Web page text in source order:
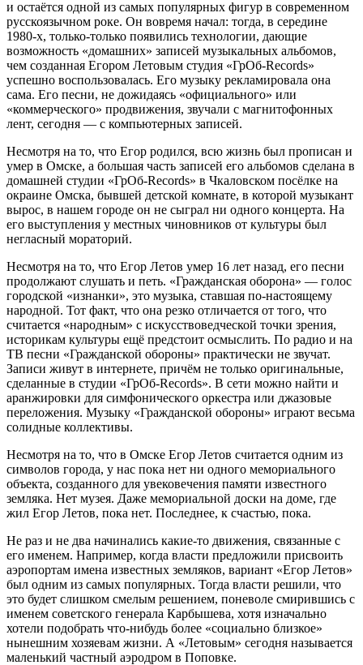
и остаётся одной из самых популярных фигур в современном
русскоязычном роке. Он вовремя начал: тогда, в середине
1980-х, только-только появились технологии, дающие
возможность «домашних» записей музыкальных альбомов,
чем созданная Егором Летовым студия «ГрОб-Records»
успешно воспользовалась. Его музыку рекламировала она
сама. Его песни, не дожидаясь «официального» или
«коммерческого» продвижения, звучали с магнитофонных
лент, сегодня — с компьютерных записей.
Несмотря на то, что Егор родился, всю жизнь был прописан и
умер в Омске, а большая часть записей его альбомов сделана в
домашней студии «ГрОб-Records» в Чкаловском посёлке на
окраине Омска, бывшей детской комнате, в которой музыкант
вырос, в нашем городе он не сыграл ни одного концерта. На
его выступления у местных чиновников от культуры был
негласный мораторий.
Несмотря на то, что Егор Летов умер 16 лет назад, его песни
продолжают слушать и петь. «Гражданская оборона» — голос
городской «изнанки», это музыка, ставшая по-настоящему
народной. Тот факт, что она резко отличается от того, что
считается «народным» с искусствоведческой точки зрения,
историкам культуры ещё предстоит осмыслить. По радио и на
ТВ песни «Гражданской обороны» практически не звучат.
Записи живут в интернете, причём не только оригинальные,
сделанные в студии «ГрОб-Records». В сети можно найти и
аранжировки для симфонического оркестра или джазовые
переложения. Музыку «Гражданской обороны» играют весьма
солидные коллективы.
Несмотря на то, что в Омске Егор Летов считается одним из
символов города, у нас пока нет ни одного мемориального
объекта, созданного для увековечения памяти известного
земляка. Нет музея. Даже мемориальной доски на доме, где
жил Егор Летов, пока нет. Последнее, к счастью, пока.
Не раз и не два начинались какие-то движения, связанные с
его именем. Например, когда власти предложили присвоить
аэропортам имена известных земляков, вариант «Егор Летов»
был одним из самых популярных. Тогда власти решили, что
это будет слишком смелым решением, поневоле смирившись с
именем советского генерала Карбышева, хотя изначально
хотели подобрать что-нибудь более «социально близкое»
нынешним хозяевам жизни. А «Летовым» сегодня называется
маленький частный аэродром в Поповке.